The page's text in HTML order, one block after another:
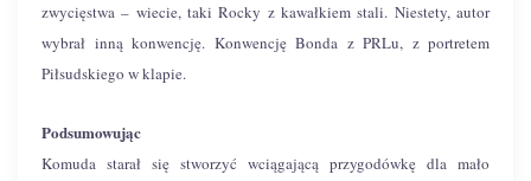
zwycięstwa – wiecie, taki Rocky z kawałkiem stali. Niestety, autor
wybrał inną konwencję. Konwencję Bonda z PRLu, z portretem
Piłsudskiego w klapie.
Podsumowując
Komuda starał się stworzyć wciągającą przygodówkę dla mało